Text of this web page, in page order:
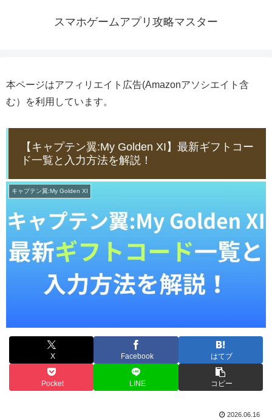
スマホゲームアプリ攻略マスター
本ページはアフィリエイト広告(Amazonアソシエイト含
む）を利用しています。
【キャプテン翼:My Golden XI】最新ギフトコー
ド一覧と入力方法を解説！
キャプテン翼:My Golden XI
X Facebook はてブ
Pocket LINE コピー
2026.06.16